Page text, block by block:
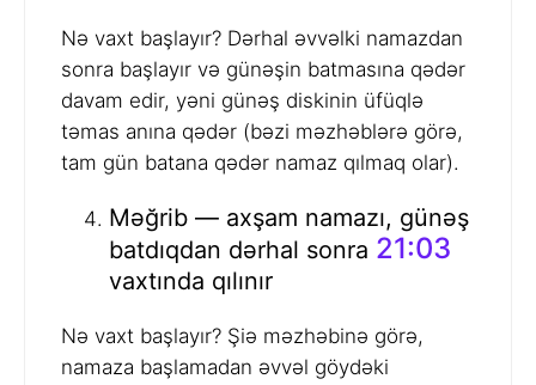
Nə vaxt başlayır? Dərhal əvvəlki namazdan
sonra başlayır və günəşin batmasına qədər
davam edir, yəni günəş diskinin üfüqlə
təmas anına qədər (bəzi məzhəblərə görə,
tam gün batana qədər namaz qılmaq olar).
Məğrib — axşam namazı, günəş
batdıqdan dərhal sonra 21:03
vaxtında qılınır
Nə vaxt başlayır? Şiə məzhəbinə görə,
namaza başlamadan əvvəl göydəki